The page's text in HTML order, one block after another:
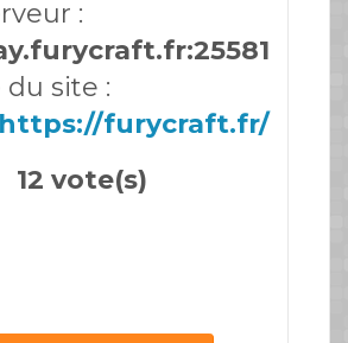
:
du site :
https://furycraft.fr/
12 vote(s)